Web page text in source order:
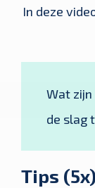
In deze
Wat
de slag
Tips (5x)